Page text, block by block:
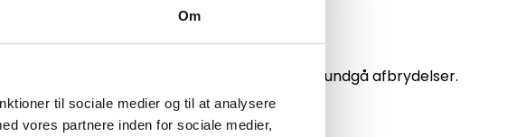
Om
til sociale medier og til at analysere
vores partnere inden for sociale medier,
jobcenter og a-kasse hurtigt for at undgå afbrydelser.